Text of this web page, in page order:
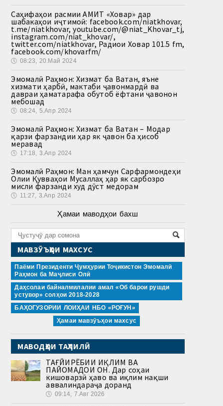
Саҳифаҳои расмии АМИТ «Ховар» дар
шабакаҳои иҷтимоӣ: facebook.com/niatkhovar,
t.me/niatkhovar, youtube.com/@niat_Khovar_tj,
instagram.com/niat_khovar/,
twitter.com/niatkhovar, Радиои Ховар 101.5 fm,
facebook.com/khovarfm/
🕔 08:23, 20.Май 2024
Эмомалӣ Раҳмон: Хизмат ба Ватан, яъне
хизмати ҳарбӣ, мактаби ҷавонмардӣ ва
давраи ҳаматарафа обутоб ёфтани ҷавонон
мебошад
🕔 08:24, 5.Апр 2024
Эмомалӣ Раҳмон: Хизмат ба Ватан – Модар
қарзи фарзандии ҳар як ҷавон ба ҳисоб
меравад
🕔 17:18, 3.Апр 2024
Эмомалӣ Раҳмон: Ман ҳамчун Сарфармондеҳи
Олии Қувваҳои Мусаллаҳ ҳар як сарбозро
мисли фарзанди худ дӯст медорам
🕔 11:27, 3.Апр 2024
Ҳамаи маводҳои бахш
МАВЗӮЪҲОИ МАХСУС
Паёми Президенти Ҷумҳурии Тоҷикистон Эмомалӣ
Раҳмон ба Маҷлиси Олӣ
Даҳсолаи байналмилалии амал «Об барои рушди
устувор» солҳои 2018-2028
БАҲОГУЗОРИИ ЛОИҲАИ НБО «РОҒУН»
Ҳамаи мавзӯъҳои махсус
МАВОДҲОИ ТАҲЛИЛӢ
ТАҒЙИРЁБИИ ИҚЛИМ ВА
ПАЙОМАДҲОИ ОН. Дар соҳаи
кишоварзӣ ҳаво ва иқлим нақши
аввалиндараҷа доранд
🕔 09:14, 7.Авг 2026